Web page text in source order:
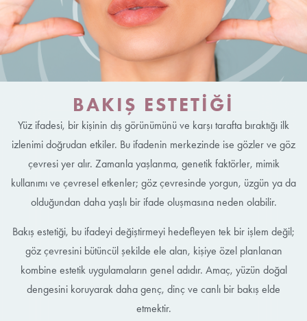
BAKIŞ ESTETIĞI
Yüz ifadesi, bir kişinin dış görünümünü ve karşı tarafta bıraktığı ilk
izlenimi doğrudan etkiler. Bu ifadenin merkezinde ise gözler ve göz
çevresi yer alır. Zamanla yaşlanma, genetik faktörler, mimik
kullanımı ve çevresel etkenler; göz çevresinde yorgun, üzgün ya da
olduğundan daha yaşlı bir ifade oluşmasına neden olabilir.
Bakış estetiği, bu ifadeyi değiştirmeyi hedefleyen tek bir işlem değil;
göz çevresini bütüncül şekilde ele alan, kişiye özel planlanan
kombine estetik uygulamaların genel adıdır. Amaç, yüzün doğal
dengesini koruyarak daha genç, dinç ve canlı bir bakış elde
etmektir.